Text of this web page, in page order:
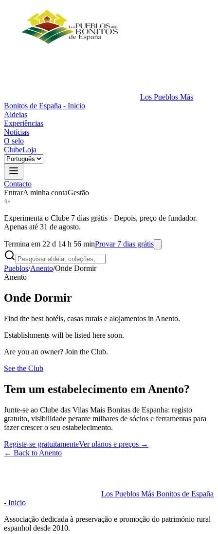
Los Pueblos Más
Bonitos de España - Inicio
Aldeias
Experiências
Notícias
O selo
ClubeLoja
Contacto
EntrarA minha contaGestão
✨
Experimenta o Clube 7 dias grátis · Depois, preço de fundador.
Apenas até 31 de agosto.
Termina em 22 d 14 h 56 minProvar 7 dias grátis
Pueblos/Anento/Onde Dormir
Anento
Onde Dormir
Find the best hotéis, casas rurais e alojamentos in Anento.
Establishments will be listed here soon.
Are you an owner? Join the Club.
See the Club
Tem um estabelecimento em Anento?
Junte-se ao Clube das Vilas Mais Bonitas de Espanha: registo
gratuito, visibilidade perante milhares de sócios e ferramentas para
fazer crescer o seu estabelecimento.
Registe-se gratuitamenteVer planos e preços →
← Back to Anento
Los Pueblos Más Bonitos de España
- Inicio
Associação dedicada à preservação e promoção do património rural
espanhol desde 2010.